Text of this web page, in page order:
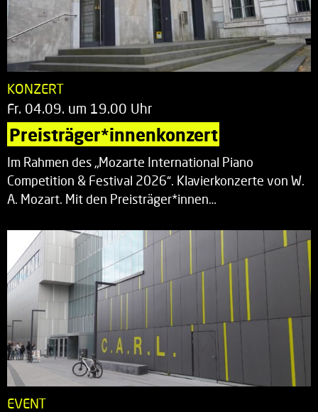
KONZERT
Fr. 04.09. um 19.00 Uhr
Preisträger*innenkonzert
Im Rahmen des „Mozarte International Piano
Competition & Festival 2026“. Klavierkonzerte von W.
A. Mozart. Mit den Preisträger*innen…
EVENT